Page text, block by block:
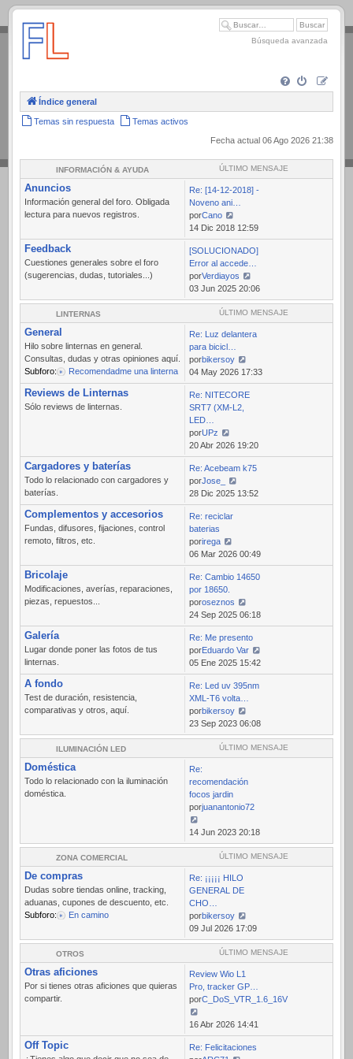
.
Búsqueda avanzada
Índice general
Temas sin respuesta
Temas activos
Fecha actual 06 Ago 2026 21:38
INFORMACIÓN & AYUDA ÚLTIMO MENSAJE
Anuncios
Información general del foro. Obligada
lectura para nuevos registros.
Re: [14-12-2018] -
Noveno ani…
porCano
Ver
último
mensaje
14 Dic 2018 12:59
Feedback
Cuestiones generales sobre el foro
(sugerencias, dudas, tutoriales...)
[SOLUCIONADO]
Error al accede…
porVerdiayos
Ver
último
mensaje
03 Jun 2025 20:06
LINTERNAS ÚLTIMO MENSAJE
General
Hilo sobre linternas en general.
Consultas, dudas y otras opiniones aquí.
Subforo:
Recomendadme una linterna
Re: Luz delantera
para bicicl…
porbikersoy
Ver
último
mensaje
04 May 2026 17:33
Reviews de Linternas
Sólo reviews de linternas.
Re: NITECORE
SRT7 (XM-L2,
LED…
porUPz
Ver
último
mensaje
20 Abr 2026 19:20
Cargadores y baterías
Todo lo relacionado con cargadores y
baterías.
Re: Acebeam k75
porJose_
Ver
último
mensaje
28 Dic 2025 13:52
Complementos y accesorios
Fundas, difusores, fijaciones, control
remoto, filtros, etc.
Re: reciclar
baterias
porirega
Ver
último
mensaje
06 Mar 2026 00:49
Bricolaje
Modificaciones, averías, reparaciones,
piezas, repuestos...
Re: Cambio 14650
por 18650.
poroseznos
Ver
último
mensaje
24 Sep 2025 06:18
Galería
Lugar donde poner las fotos de tus
linternas.
Re: Me presento
porEduardo Var
Ver
último
mensaje
05 Ene 2025 15:42
A fondo
Test de duración, resistencia,
comparativas y otros, aquí.
Re: Led uv 395nm
XML-T6 volta…
porbikersoy
Ver
último
mensaje
23 Sep 2023 06:08
ILUMINACIÓN LED ÚLTIMO MENSAJE
Doméstica
Todo lo relacionado con la iluminación
doméstica.
Re:
recomendación
focos jardin
porjuanantonio72
Ver
último
mensaje
14 Jun 2023 20:18
ZONA COMERCIAL ÚLTIMO MENSAJE
De compras
Dudas sobre tiendas online, tracking,
aduanas, cupones de descuento, etc.
Subforo:
En camino
Re: ¡¡¡¡¡ HILO
GENERAL DE
CHO…
porbikersoy
Ver
último
mensaje
09 Jul 2026 17:09
OTROS ÚLTIMO MENSAJE
Otras aficiones
Por si tienes otras aficiones que quieras
compartir.
Review Wio L1
Pro, tracker GP…
porC_DoS_VTR_1.6_16V
Ver
último
mensaje
16 Abr 2026 14:41
Off Topic
Re: Felicitaciones